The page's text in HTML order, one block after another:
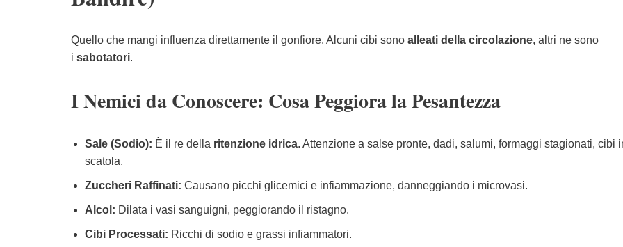
Quello che mangi influenza direttamente il gonfiore. Alcuni cibi sono alleati della circolazione, altri ne sono
i sabotatori.
I Nemici da Conoscere: Cosa Peggiora la Pesantezza
Sale (Sodio): È il re della ritenzione idrica. Attenzione a salse pronte, dadi, salumi, formaggi stagionati, cibi
scatola.
Zuccheri Raffinati: Causano picchi glicemici e infiammazione, danneggiando i microvasi.
Alcol: Dilata i vasi sanguigni, peggiorando il ristagno.
Cibi Processati: Ricchi di sodio e grassi infiammatori.